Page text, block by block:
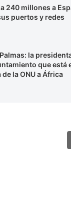
240 millones a
puertos y redes
la
que está
la ONU a África